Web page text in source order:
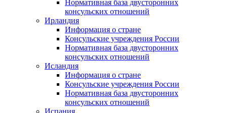
Нормативная база двусторонних
консульских отношений
Ирландия
Информация о стране
Консульские учреждения России
Нормативная база двусторонних
консульских отношений
Исландия
Информация о стране
Консульские учреждения России
Нормативная база двусторонних
консульских отношений
Испания